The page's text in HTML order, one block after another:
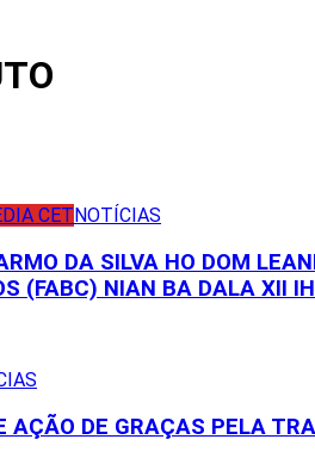
CETNOTÍCIAS
DA SILVA HO DOM
(FABC) NIAN BA DALA XII
AÇÃO DE GRAÇAS PELA